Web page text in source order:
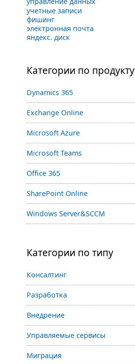
учетные записи
фишинг
электронная почта
яндекс. диск
Категории по продукту
Dynamics 365
Exchange Online
Microsoft Azure
Microsoft Teams
Office 365
SharePoint Online
Windows Server&SCCM
Категории по типу
Консалтинг
Разработка
Внедрение
Управляемые сервисы
Миграция